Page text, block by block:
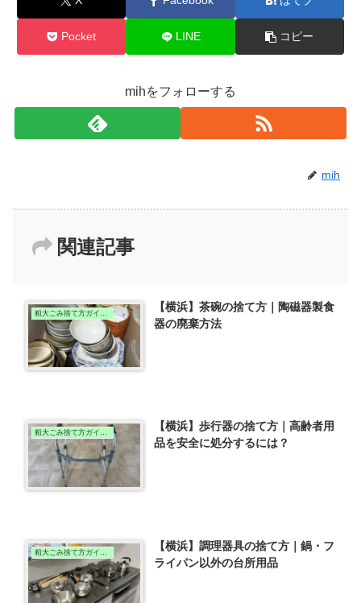
Pocket LINE コピー
mihをフォローする
mih
関連記事
粗大ごみ捨て方ガイド（横浜版）
【横浜】茶碗の捨て方｜陶磁器製食
器の廃棄方法
粗大ごみ捨て方ガイド（横浜版）
【横浜】歩行器の捨て方｜高齢者用
品を安全に処分するには？
粗大ごみ捨て方ガイド（横浜版）
【横浜】調理器具の捨て方｜鍋・フ
ライパン以外の台所用品